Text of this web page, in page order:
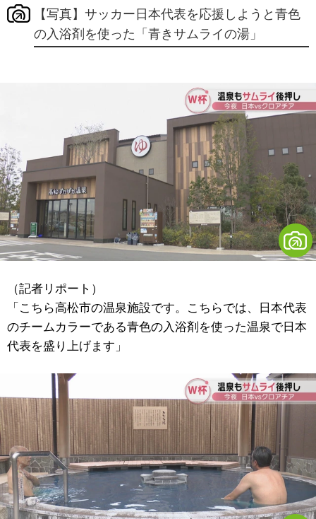
【写真】サッカー日本代表を応援しようと青色
の入浴剤を使った「青きサムライの湯」
（記者リポート）
「こちら高松市の温泉施設です。こちらでは、日本代表
のチームカラーである青色の入浴剤を使った温泉で日本
代表を盛り上げます」